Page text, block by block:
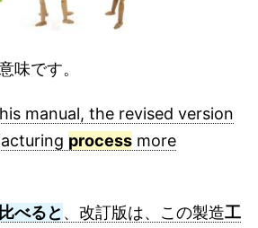
味です。
manual, the revised version
process more
べると 、改訂版は、この製造工